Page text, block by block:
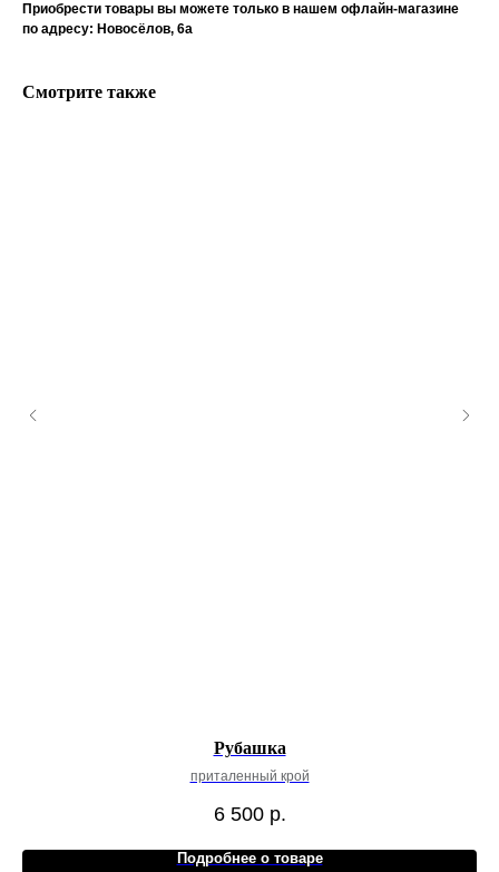
Приобрести товары вы можете только в нашем офлайн-магазине
по адресу: Новосёлов, 6а
Смотрите также
Рубашка
приталенный крой
6 500 р.
Подробнее о товаре